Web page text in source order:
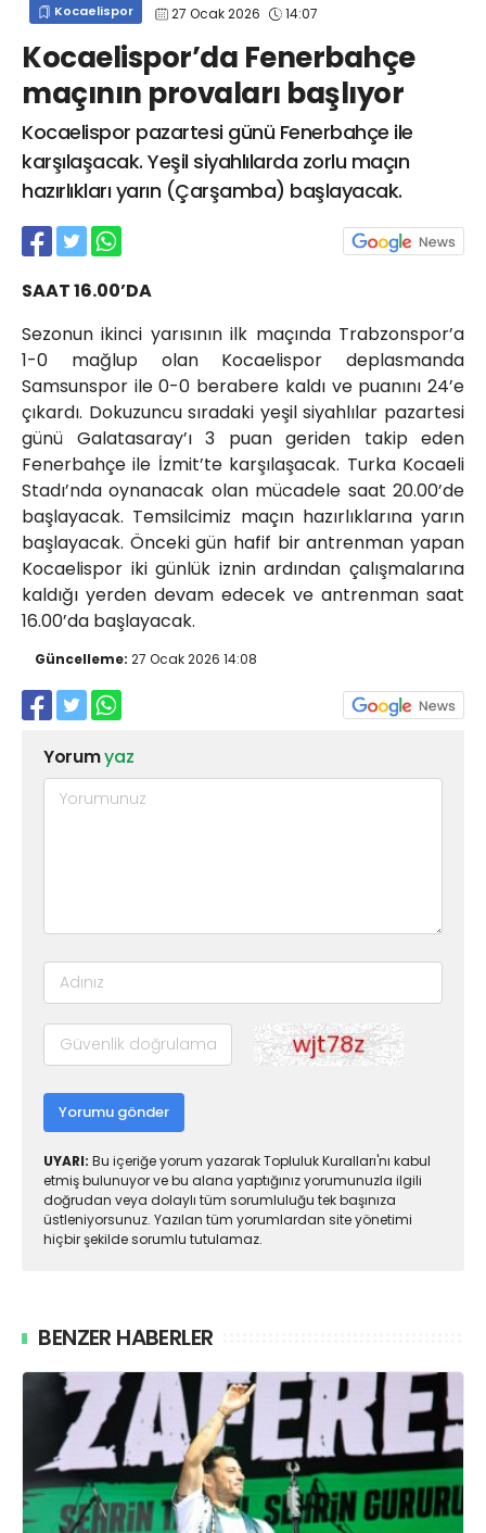
Kocaelispor 27 Ocak 2026 14:07
Kocaelispor’da Fenerbahçe
maçının provaları başlıyor
Kocaelispor pazartesi günü Fenerbahçe ile
karşılaşacak. Yeşil siyahlılarda zorlu maçın
hazırlıkları yarın (Çarşamba) başlayacak.
SAAT 16.00’DA
Sezonun ikinci yarısının ilk maçında Trabzonspor’a
1-0 mağlup olan Kocaelispor deplasmanda
Samsunspor ile 0-0 berabere kaldı ve puanını 24’e
çıkardı. Dokuzuncu sıradaki yeşil siyahlılar pazartesi
günü Galatasaray’ı 3 puan geriden takip eden
Fenerbahçe ile İzmit’te karşılaşacak. Turka Kocaeli
Stadı’nda oynanacak olan mücadele saat 20.00’de
başlayacak. Temsilcimiz maçın hazırlıklarına yarın
başlayacak. Önceki gün hafif bir antrenman yapan
Kocaelispor iki günlük iznin ardından çalışmalarına
kaldığı yerden devam edecek ve antrenman saat
16.00’da başlayacak.
Güncelleme: 27 Ocak 2026 14:08
Yorumyaz
Yorumu gönder
UYARI: Bu içeriğe yorum yazarak Topluluk Kuralları'nı kabul
etmiş bulunuyor ve bu alana yaptığınız yorumunuzla ilgili
doğrudan veya dolaylı tüm sorumluluğu tek başınıza
üstleniyorsunuz. Yazılan tüm yorumlardan site yönetimi
hiçbir şekilde sorumlu tutulamaz.
BENZER HABERLER
info@spor41.com